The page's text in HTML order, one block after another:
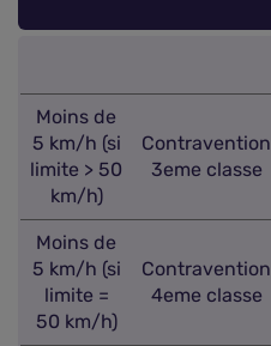
Moins de
5 km/h (si
limite > 50
km/h)
Contravention
3eme classe
Moins de
5 km/h (si
limite =
50 km/h)
Contravention
4eme classe